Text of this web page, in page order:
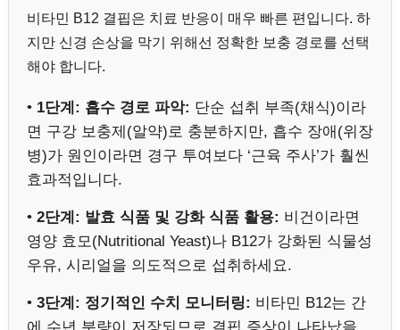
비타민 B12 결핍은 치료 반응이 매우 빠른 편입니다. 하
지만 신경 손상을 막기 위해선 정확한 보충 경로를 선택
해야 합니다.
• 1단계: 흡수 경로 파악: 단순 섭취 부족(채식)이라
면 구강 보충제(알약)로 충분하지만, 흡수 장애(위장
병)가 원인이라면 경구 투여보다 ‘근육 주사’가 훨씬
효과적입니다.
• 2단계: 발효 식품 및 강화 식품 활용: 비건이라면
영양 효모(Nutritional Yeast)나 B12가 강화된 식물성
우유, 시리얼을 의도적으로 섭취하세요.
• 3단계: 정기적인 수치 모니터링: 비타민 B12는 간